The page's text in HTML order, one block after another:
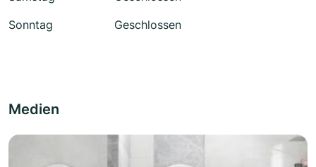
Sonntag
Geschlossen
Medien